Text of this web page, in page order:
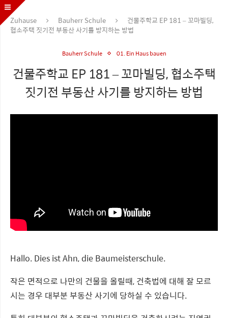
Zuhause Bauherr Schule
건물주학교 EP 181 – 꼬마빌딩,
협소주택 짓기전 부동산 사기를 방지하는 방법
Bauherr Schule 01. Ein Haus bauen
건물주학교 EP 181 – 꼬마빌딩, 협소주택
짓기전 부동산 사기를 방지하는 방법
Hallo. Dies ist Ahn, die Baumeisterschule.
작은 면적으로 나만의 건물을 올릴때, 건축법에 대해 잘 모르
시는 경우 대부분 부동산 사기에 당하실 수 있습니다.